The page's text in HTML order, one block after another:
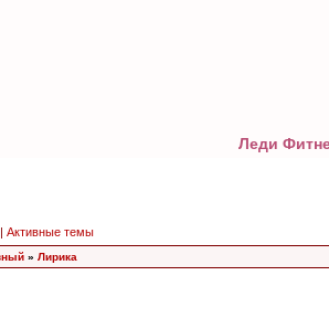
Леди
| Активные темы
» Лирика